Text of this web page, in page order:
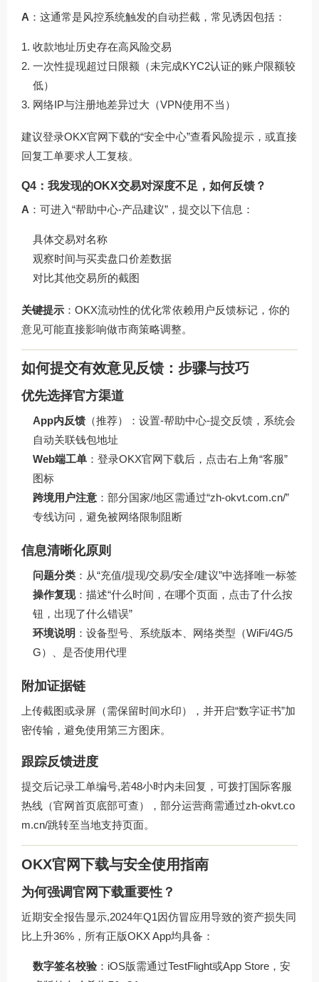
A ：这通常是风控系统触发的自动拦截，常见诱因包括：
收款地址历史存在高风险交易
一次性提现超过日限额（未完成KYC2认证的账户限额较
低）
网络IP与注册地差异过大（VPN使用不当）
建议登录OKX官网下载的“安全中心”查看风险提示，或直接
回复工单要求人工复核。
Q4：我发现的OKX交易对深度不足，如何反馈？
A ：可进入“帮助中心-产品建议”，提交以下信息：
具体交易对名称
观察时间与买卖盘口价差数据
对比其他交易所的截图
关键提示 ：OKX流动性的优化常依赖用户反馈标记，你的
意见可能直接影响做市商策略调整。
如何提交有效意见反馈：步骤与技巧
优先选择官方渠道
App内反馈 （推荐）：设置-帮助中心-提交反馈，系统会
自动关联钱包地址
Web端工单 ：登录OKX官网下载后，点击右上角“客服”
图标
跨境用户注意 ：部分国家/地区需通过“zh-okvt.com.cn/”
专线访问，避免被网络限制阻断
信息清晰化原则
问题分类 ：从“充值/提现/交易/安全/建议”中选择唯一标签
操作复现：描述“什么时间，在哪个页面，点击了什么按
钮，出现了什么错误”
环境说明 ：设备型号、系统版本、网络类型（WiFi/4G/5
G）、是否使用代理
附加证据链
上传截图或录屏（需保留时间水印），并开启“数字证书”加
密传输，避免使用第三方图床。
跟踪反馈进度
提交后记录工单编号,若48小时内未回复，可拨打国际客服
热线（官网首页底部可查），部分运营商需通过zh-okvt.co
m.cn/跳转至当地支持页面。
OKX官网下载与安全使用指南
为何强调官网下载重要性？
近期安全报告显示,2024年Q1因仿冒应用导致的资产损失同
比上升36%，所有正版OKX App均具备：
数字签名校验：iOS版需通过TestFlight或App Store，安